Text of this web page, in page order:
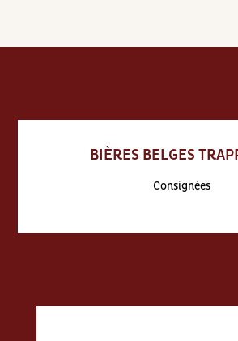
BIÈRES BELGES
Consignées